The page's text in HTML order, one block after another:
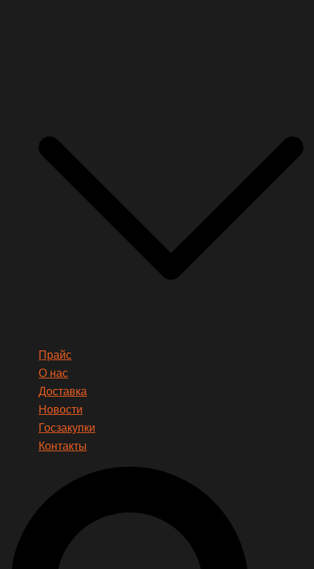
Прайс
О нас
Доставка
Новости
Госзакупки
Контакты